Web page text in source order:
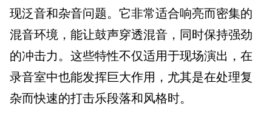
现泛音和杂音问题。它非常适合响亮而密集的
混音环境，能让鼓声穿透混音，同时保持强劲
的冲击力。这些特性不仅适用于现场演出，在
录音室中也能发挥巨大作用，尤其是在处理复
杂而快速的打击乐段落和风格时。